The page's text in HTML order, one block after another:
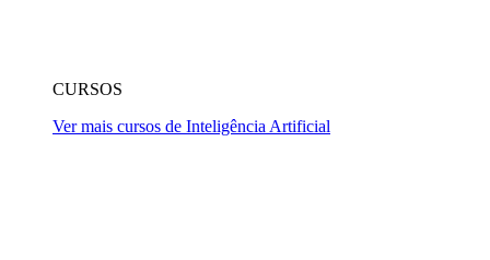
CURSOS
Ver mais cursos de Inteligência Artificial